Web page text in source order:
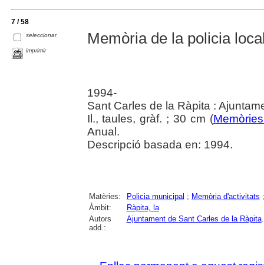
7 / 58
seleccionar
imprimir
Memòria de la policia
1994-
Sant Carles de la Ràpita :
Il., taules, gràf. ; 30 cm (
Anual.
Descripció basada en: 1994.
Matèries: Policia municipal ; Memòria d'activitats
Àmbit:
Ràpita, la
Autors
add.:
Ajuntament de Sant Carles de la Ràpita